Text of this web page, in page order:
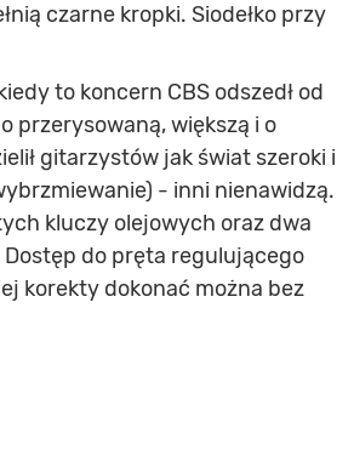
czarne kropki. Siodełko przy
to koncern CBS odszedł od
przerysowaną, większą i o
gitarzystów jak świat szeroki i
- inni nienawidzą.
kluczy olejowych oraz dwa
do pręta regulującego
korekty dokonać można bez